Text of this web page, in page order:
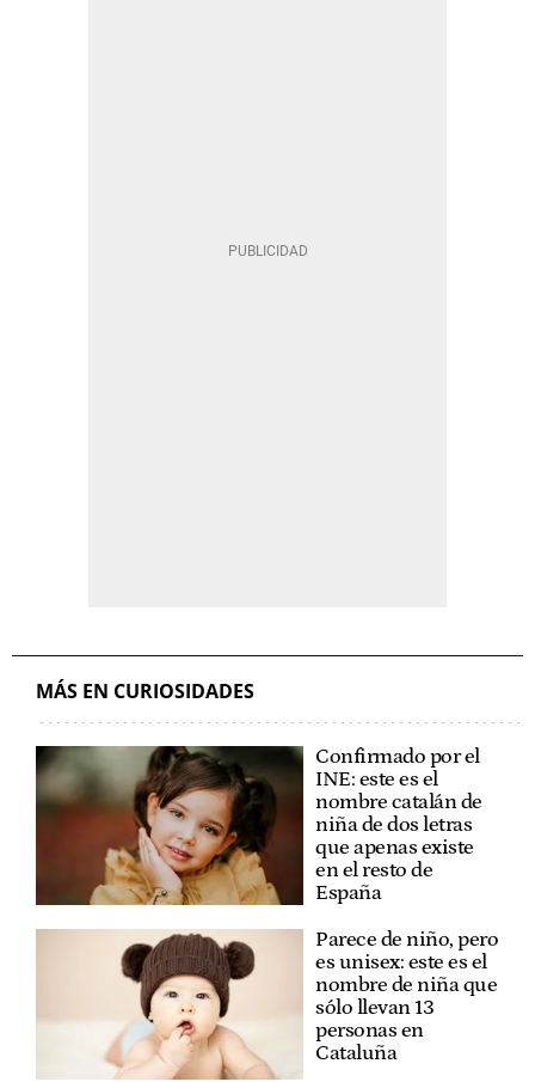
MÁS EN CURIOSIDADES
Confirmado por el
INE: este es el
nombre catalán de
niña de dos letras
que apenas existe
en el resto de
España
Parece de niño, pero
es unisex: este es el
nombre de niña que
sólo llevan 13
personas en
Cataluña